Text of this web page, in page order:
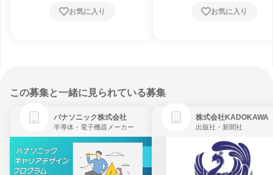
お気に入り お気に入り
この募集と一緒に見られている募集
パナソニック株式会社
半導体・電子機器メーカー
株式会社KADOKAWA
出版社・新聞社